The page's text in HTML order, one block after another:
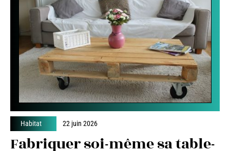
Habitat 22 juin 2026
Fabriquer soi-même sa table-